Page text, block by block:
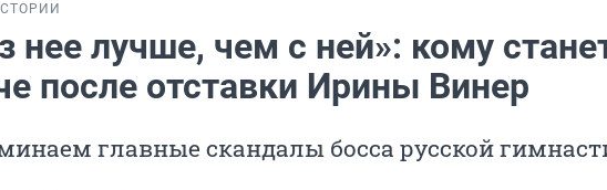
нее лучше, чем с ней»: кому
после отставки Ирины Винер
главные скандалы босса русской